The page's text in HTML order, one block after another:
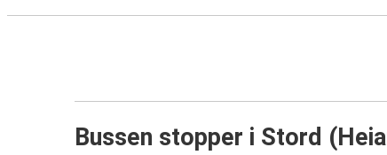
Bussen stopper i Stord